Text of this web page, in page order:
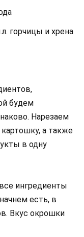
горчицы и хрена
будем
Нарезаем
а также
в одну
ингредиенты
есть, в
Вкус окрошки